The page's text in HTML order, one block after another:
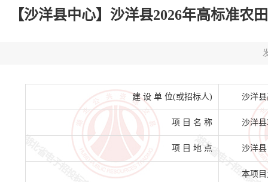
【沙洋县中心】沙洋县2026年高标准农
建 设 单 位(或招标人) 沙洋
项 目 名 称 沙洋
项 目 地 点 沙洋县
本项